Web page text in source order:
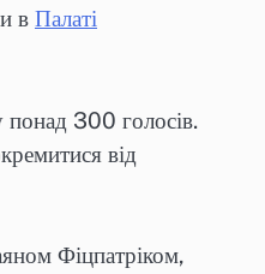
в Палаті
понад 300 голосів.
від
Фіцпатріком,